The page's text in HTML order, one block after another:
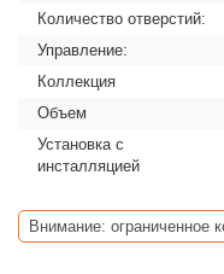
Количество отверстий:
Управление:
Коллекция
Объем
Установка с
инсталляцией
Внимание: ограниченное